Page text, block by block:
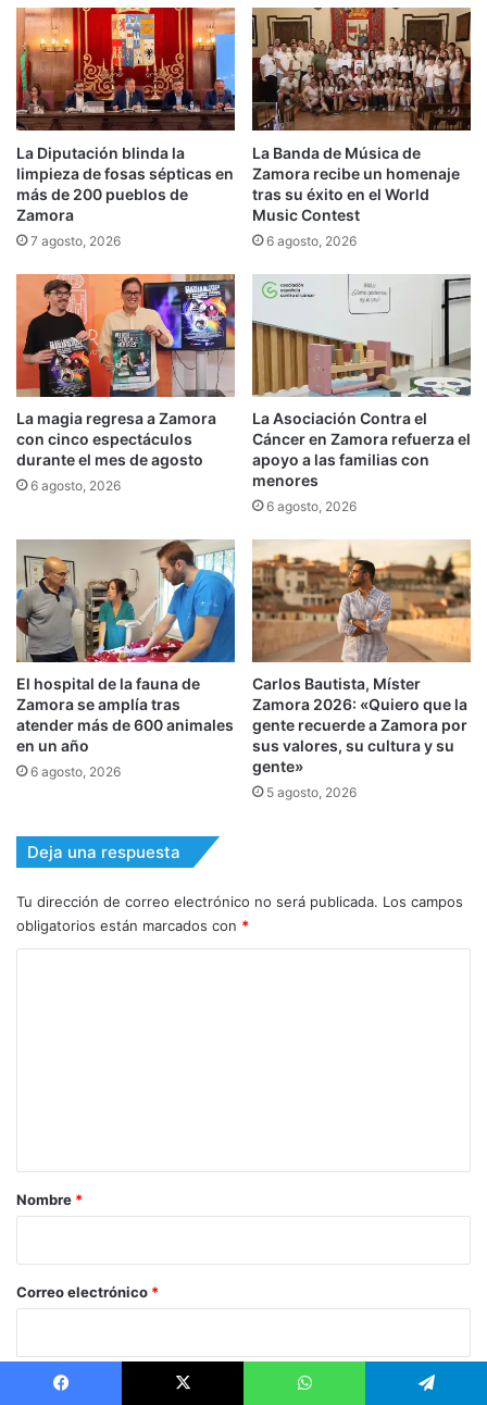
La Diputación blinda la
limpieza de fosas sépticas en
más de 200 pueblos de
Zamora
7 agosto, 2026
La Banda de Música de
Zamora recibe un homenaje
tras su éxito en el World
Music Contest
6 agosto, 2026
La magia regresa a Zamora
con cinco espectáculos
durante el mes de agosto
6 agosto, 2026
La Asociación Contra el
Cáncer en Zamora refuerza el
apoyo a las familias con
menores
6 agosto, 2026
El hospital de la fauna de
Zamora se amplía tras
atender más de 600 animales
en un año
6 agosto, 2026
Carlos Bautista, Míster
Zamora 2026: «Quiero que la
gente recuerde a Zamora por
sus valores, su cultura y su
gente»
5 agosto, 2026
Deja una respuesta
Tu dirección de correo electrónico no será publicada. Los campos
obligatorios están marcados con *
r
*
Nombre *
Correo electrónico *